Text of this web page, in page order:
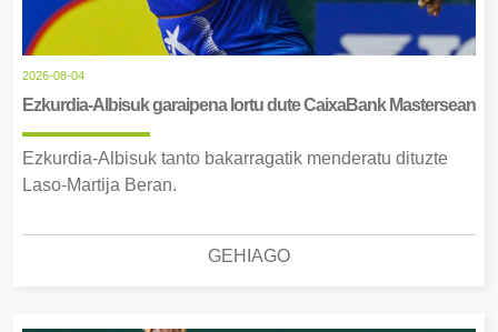
2026-08-04
Ezkurdia-Albisuk garaipena lortu dute CaixaBank Mastersean
Ezkurdia-Albisuk tanto bakarragatik menderatu dituzte
Laso-Martija Beran.
GEHIAGO